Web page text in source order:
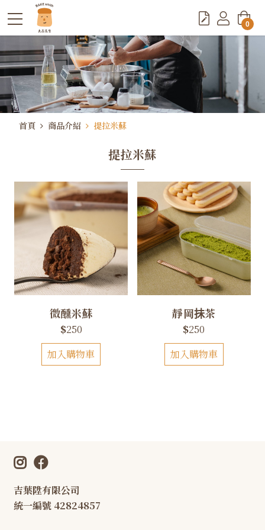
首頁 商品介紹 提拉米蘇
提拉米蘇
微醺米蘇
$250
加入購物車
靜岡抺茶
$250
加入購物車
吉葉陞有限公司
統一編號 42824857
0